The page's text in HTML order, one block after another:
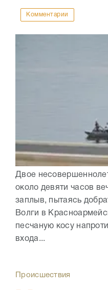
Комментарии
Двое
около девяти часов
заплыв, пытаясь
Волги в
песчаную косу
входа...
Происшествия